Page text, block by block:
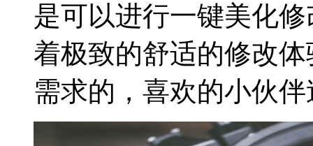
是可以进行一键美化
着极致的舒适的修改
需求的，喜欢的小伙